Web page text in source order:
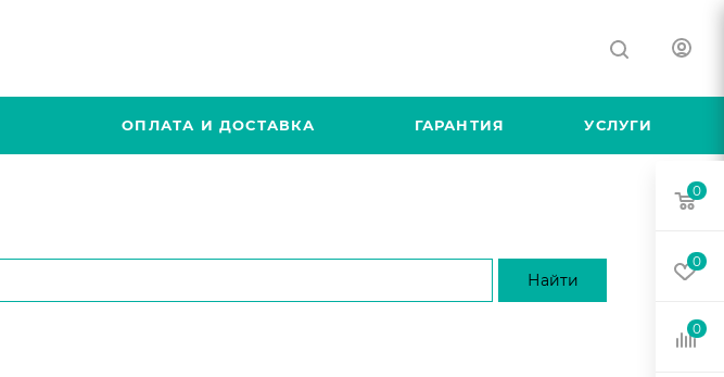
ОПЛАТА И ДОСТАВКА ГАРАНТИЯ УСЛУГИ
0
0
0